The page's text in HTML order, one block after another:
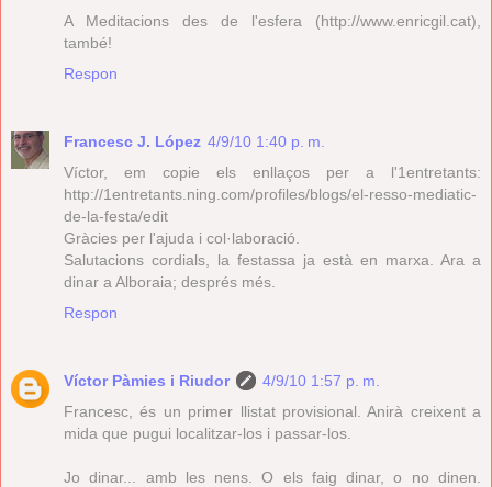
A Meditacions des de l'esfera (http://www.enricgil.cat),
també!
Respon
Francesc J. López 4/9/10 1:40 p. m.
Víctor, em copie els enllaços per a l'1entretants:
http://1entretants.ning.com/profiles/blogs/el-resso-mediatic-
de-la-festa/edit
Gràcies per l'ajuda i col·laboració.
Salutacions cordials, la festassa ja està en marxa. Ara a
dinar a Alboraia; després més.
Respon
Víctor Pàmies i Riudor
4/9/10 1:57 p. m.
Francesc, és un primer llistat provisional. Anirà creixent a
mida que pugui localitzar-los i passar-los.
Jo dinar... amb les nens. O els faig dinar, o no dinen.